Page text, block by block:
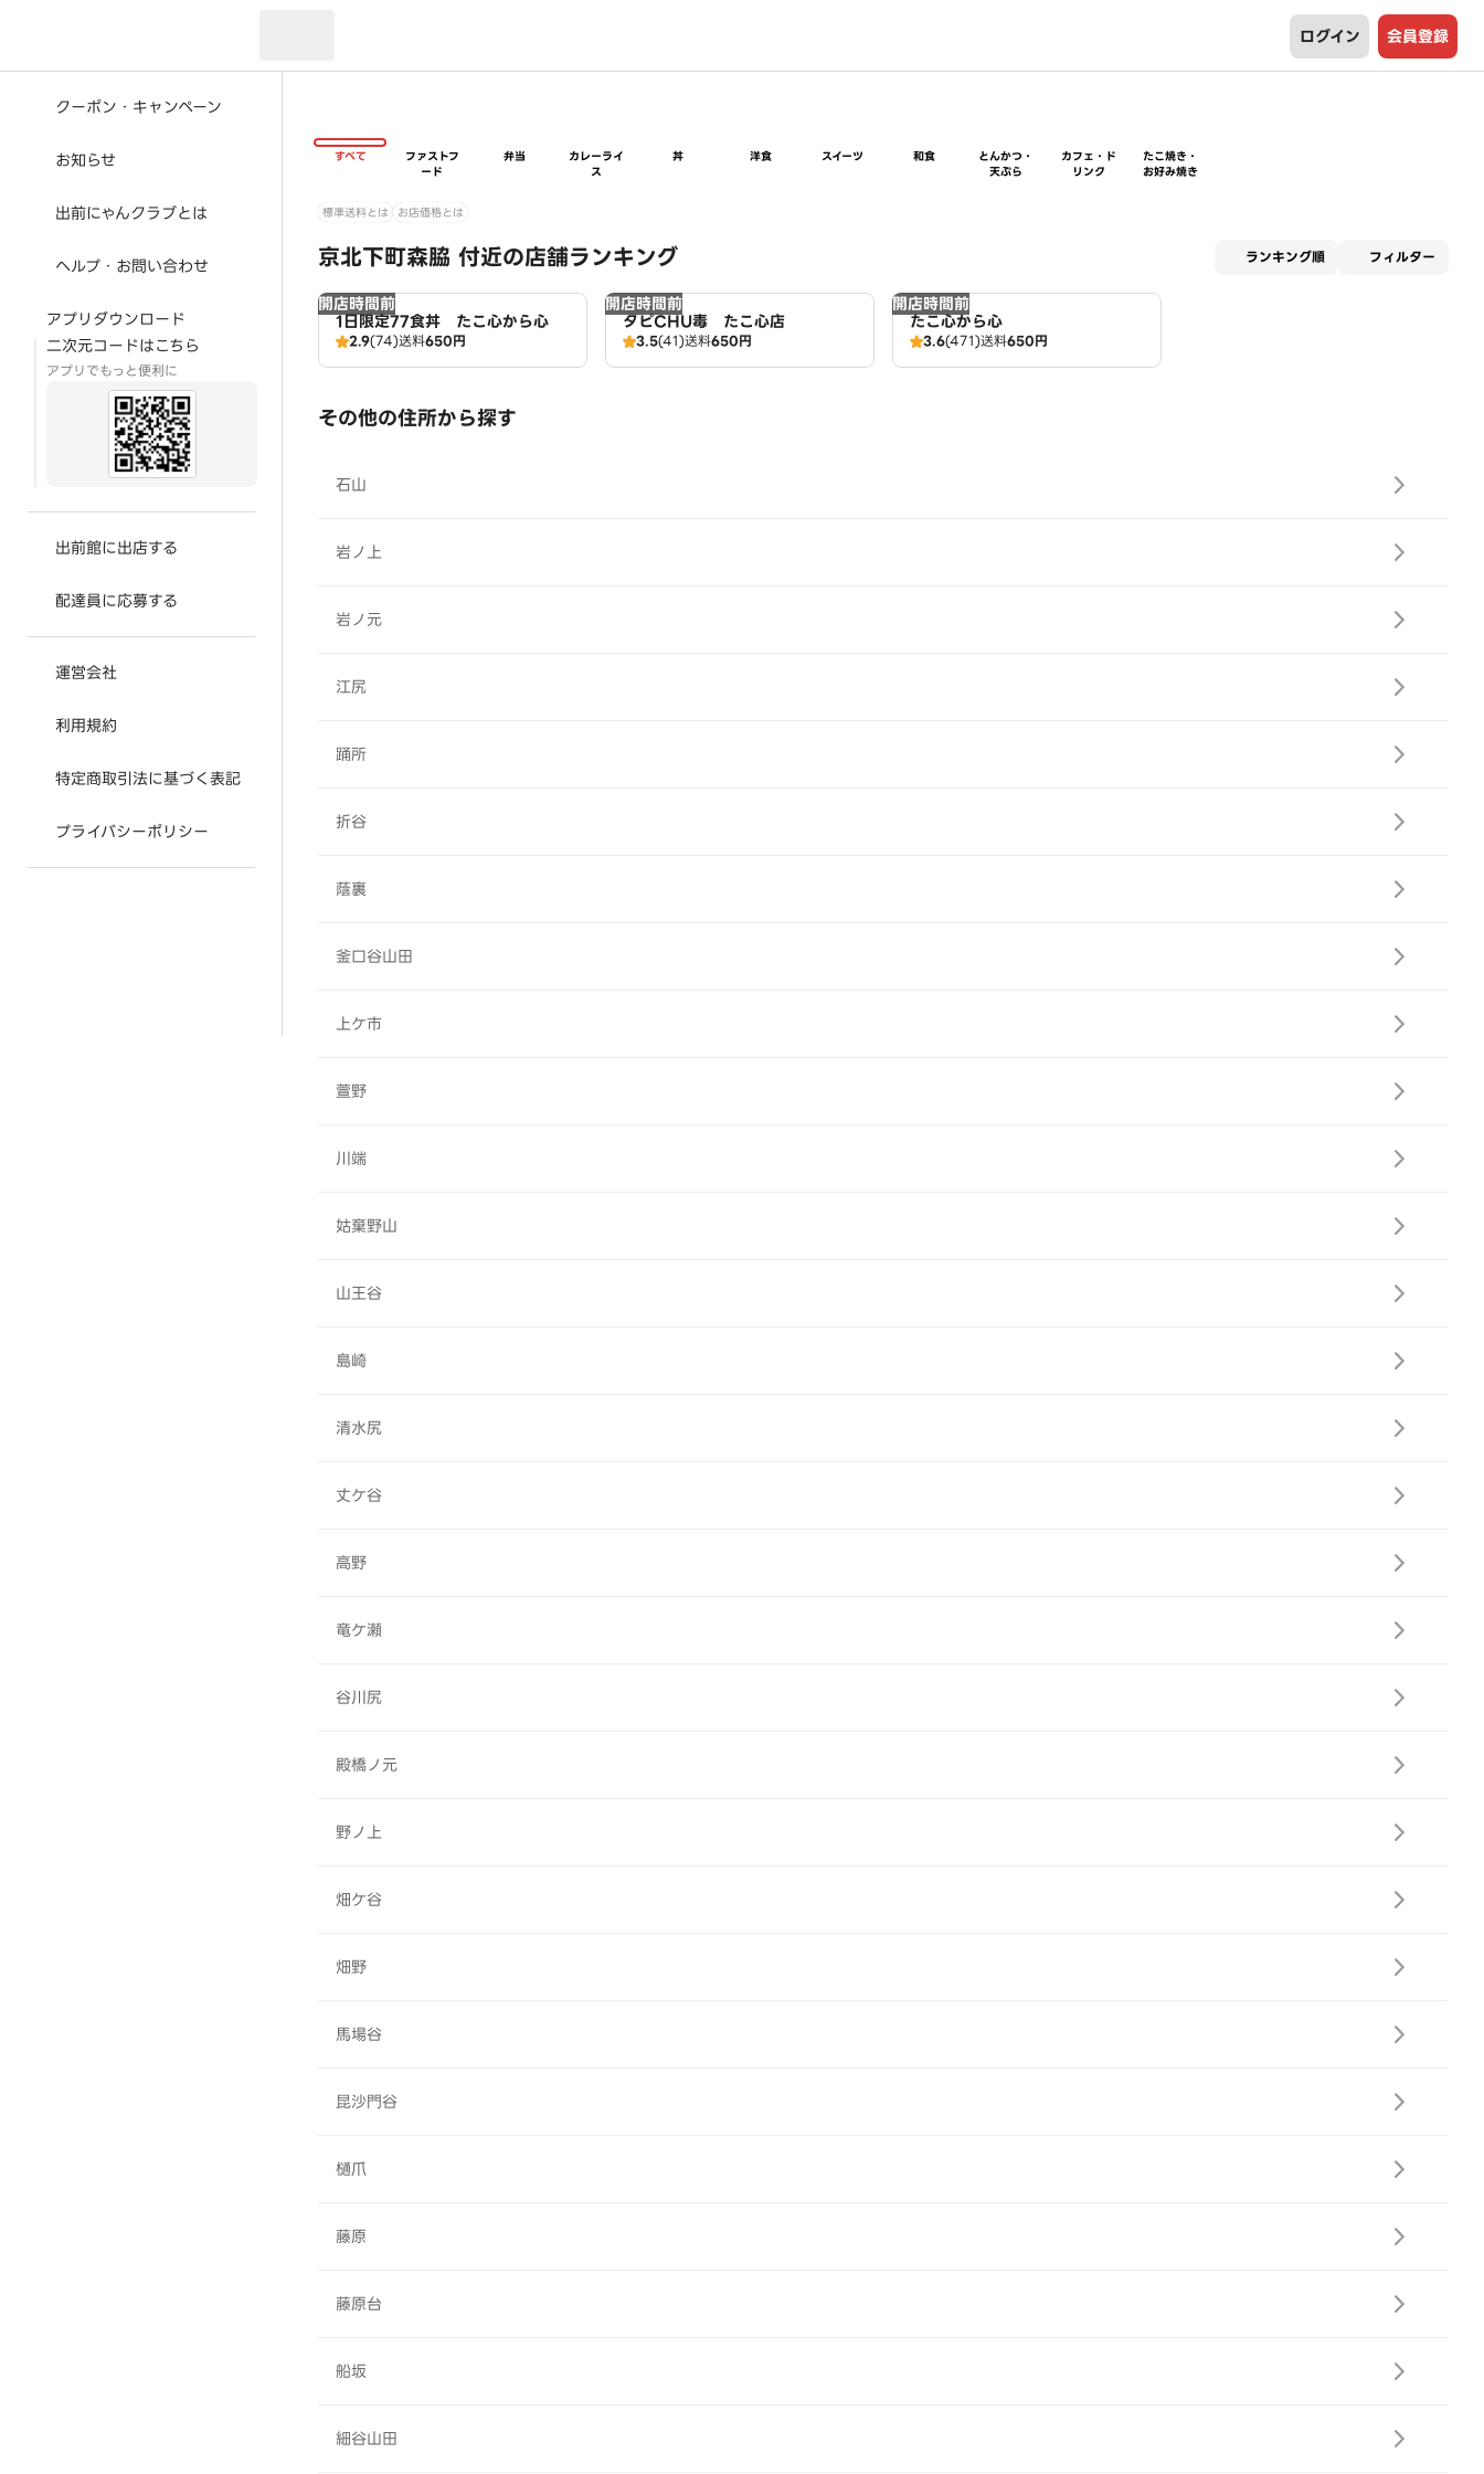
ログイン 会員登録
クーポン・キャンペーン
お知らせ
出前にゃんクラブとは
ヘルプ・お問い合わせ
アプリダウンロード
二次元コードはこちら
アプリでもっと便利に
出前館に出店する
配達員に応募する
運営会社
利用規約
特定商取引法に基づく表記
プライバシーポリシー
すべて
ファストフ
ード
弁当
カレーライ
ス
丼 洋食 スイーツ 和食
とんかつ・
天ぷら
カフェ・ド
リンク
たこ焼き・
お好み焼き
標準送料とは お店価格とは
京北下町森脇 付近の店舗ランキング ランキング順 フィルター
開店時間前
1日限定77食丼 たこ心から心
2.9(74)送料650円
開店時間前
タピCHU毒 たこ心店
3.5(41)送料650円
開店時間前
たこ心から心
3.6(471)送料650円
その他の住所から探す
石山
岩ノ上
岩ノ元
江尻
踊所
折谷
蔭裏
釜口谷山田
上ケ市
萱野
川端
姑棄野山
山王谷
島崎
清水尻
丈ケ谷
高野
竜ケ瀬
谷川尻
殿橋ノ元
野ノ上
畑ケ谷
畑野
馬場谷
昆沙門谷
樋爪
藤原
藤原台
船坂
細谷山田